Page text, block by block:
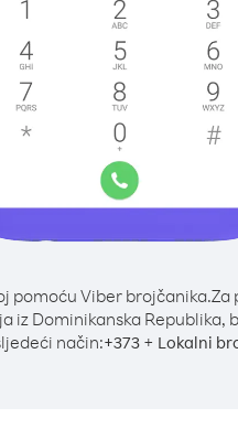
pomoću Viber brojčanika.Za
iz Dominikanska Republika,
način:+373 + Lokalni